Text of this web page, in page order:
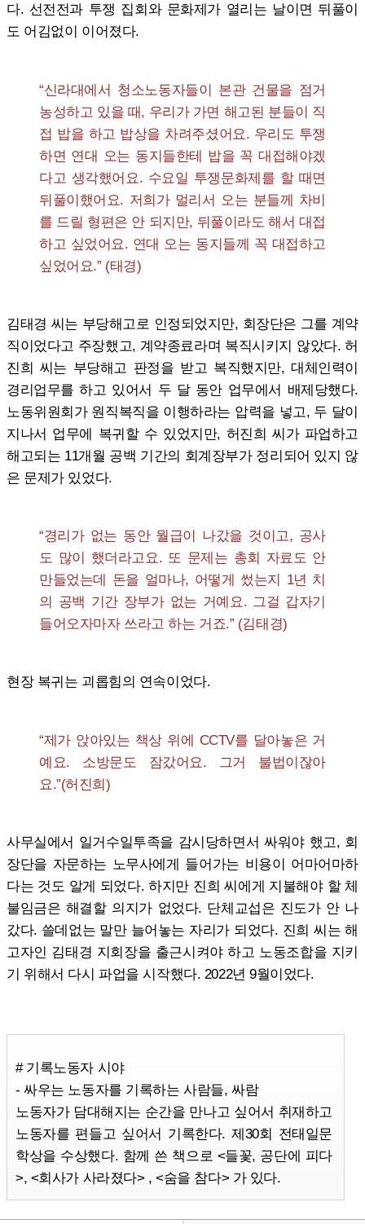
다. 선전전과 투쟁 집회와 문화제가 열리는 날이면 뒤풀이
도 어김없이 이어졌다.
“신라대에서 청소노동자들이 본관 건물을 점거
농성하고 있을 때, 우리가 가면 해고된 분들이 직
접 밥을 하고 밥상을 차려주셨어요. 우리도 투쟁
하면 연대 오는 동지들한테 밥을 꼭 대접해야겠
다고 생각했어요. 수요일 투쟁문화제를 할 때면
뒤풀이했어요. 저희가 멀리서 오는 분들께 차비
를 드릴 형편은 안 되지만, 뒤풀이라도 해서 대접
하고 싶었어요. 연대 오는 동지들께 꼭 대접하고
싶었어요.” (태경)
김태경 씨는 부당해고로 인정되었지만, 회장단은 그를 계약
직이었다고 주장했고, 계약종료라며 복직시키지 않았다. 허
진희 씨는 부당해고 판정을 받고 복직했지만, 대체인력이
경리업무를 하고 있어서 두 달 동안 업무에서 배제당했다.
노동위원회가 원직복직을 이행하라는 압력을 넣고, 두 달이
지나서 업무에 복귀할 수 있었지만, 허진희 씨가 파업하고
해고되는 11개월 공백 기간의 회계장부가 정리되어 있지 않
은 문제가 있었다.
“경리가 없는 동안 월급이 나갔을 것이고, 공사
도 많이 했더라고요. 또 문제는 총회 자료도 안
만들었는데 돈을 얼마나, 어떻게 썼는지 1년 치
의 공백 기간 장부가 없는 거예요. 그걸 갑자기
들어오자마자 쓰라고 하는 거죠.” (김태경)
현장 복귀는 괴롭힘의 연속이었다.
“제가 앉아있는 책상 위에 CCTV를 달아놓은 거
예요. 소방문도 잠갔어요. 그거 불법이잖아
요.”(허진희)
사무실에서 일거수일투족을 감시당하면서 싸워야 했고, 회
장단을 자문하는 노무사에게 들어가는 비용이 어마어마하
다는 것도 알게 되었다. 하지만 진희 씨에게 지불해야 할 체
불임금은 해결할 의지가 없었다. 단체교섭은 진도가 안 나
갔다. 쓸데없는 말만 늘어놓는 자리가 되었다. 진희 씨는 해
고자인 김태경 지회장을 출근시켜야 하고 노동조합을 지키
기 위해서 다시 파업을 시작했다. 2022년 9월이었다.
# 기록노동자 시야
- 싸우는 노동자를 기록하는 사람들, 싸람
노동자가 담대해지는 순간을 만나고 싶어서 취재하고
노동자를 편들고 싶어서 기록한다. 제30회 전태일문
학상을 수상했다. 함께 쓴 책으로 <들꽃, 공단에 피다
>, <회사가 사라졌다> , <숨을 참다> 가 있다.